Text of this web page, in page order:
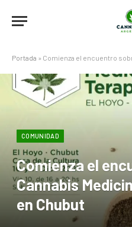
Portada » Comienza el encuentro sobre
COMUNIDAD
Comienza el
Cannabis
en Chubut